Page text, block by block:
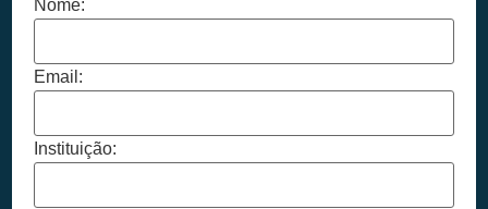
Nome:
Email:
Instituição: